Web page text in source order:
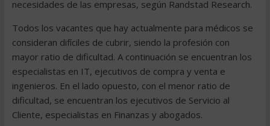
necesidades de las empresas, según Randstad Research.
Todos los vacantes que hay actualmente para médicos se
consideran difíciles de cubrir, siendo la profesión con
mayor ratio de dificultad. A continuación se encuentran los
especialistas en IT, ejecutivos de compra y venta e
ingenieros. En el lado opuesto, con el menor ratio de
dificultad, se encuentran los ejecutivos de Servicio al
Cliente, especialistas en Finanzas y abogados.